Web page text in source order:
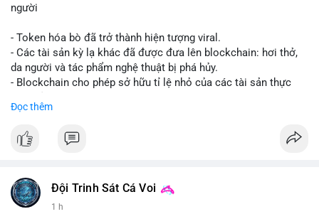
người
- Token hóa bò đã trở thành hiện tượng viral.
- Các tài sản kỳ lạ khác đã được đưa lên blockchain: hơi thở,
da người và tác phẩm nghệ thuật bị phá hủy.
- Blockchain cho phép sở hữu tỉ lệ nhỏ của các tài sản thực
- Câu hỏi về pháp lý, đạo đức và bảo mật đang được đặt ra.
bất thường.
$btc $eth
Đọc thêm
Đội Trinh Sát Cá Voi
1 h